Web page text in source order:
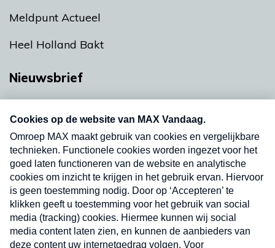
Meldpunt Actueel
Heel Holland Bakt
Nieuwsbrief
nieuwsbrief. Elke vrijdag- en dinsdagochtend in
uw mailbox.
Verzend